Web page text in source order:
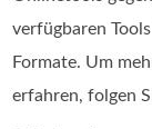
verfügbaren
Formate. Um
erfahren, folgen